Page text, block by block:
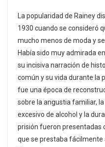
La popularidad de Rainey
1930 cuando se consideró
mucho menos de moda y
Había sido muy admirada
su incisiva narración de
común y su vida durante la
fue una época de
sobre la angustia familiar,
excesivo de alcohol y la
prisión fueron presentadas
que se prestaba fácilmente